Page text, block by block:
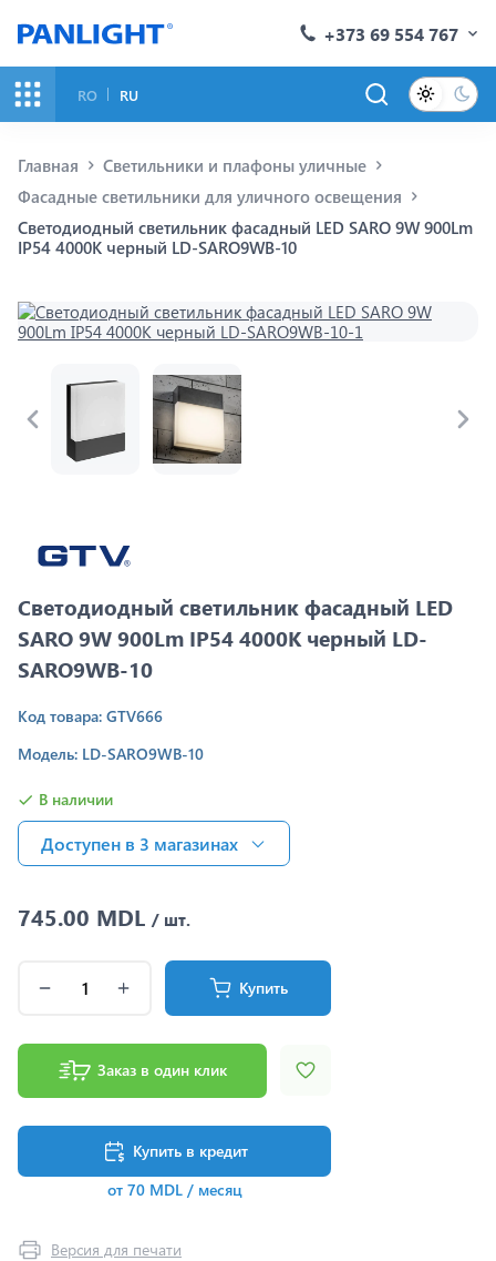
+373 69 554 767
RO RU
Главная
Светильники и плафоны уличные
Фасадные светильники для уличного освещения
Светодиодный светильник фасадный LED SARO 9W 900Lm
IP54 4000K черный LD-SARO9WB-10
Светодиодный светильник фасадный LED
SARO 9W 900Lm IP54 4000K черный LD-
SARO9WB-10
Код товара: GTV666
Модель: LD-SARO9WB-10
В наличии
Доступен в 3 магазинах
745.00 MDL / шт.
Купить
Заказ в один клик
Купить в кредит
от 70 MDL / месяц
Версия для печати